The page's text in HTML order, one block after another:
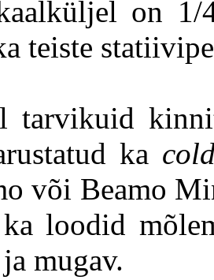
on 1/
teiste
tarvikuid
ka
või Beamo
loodid
mugav.